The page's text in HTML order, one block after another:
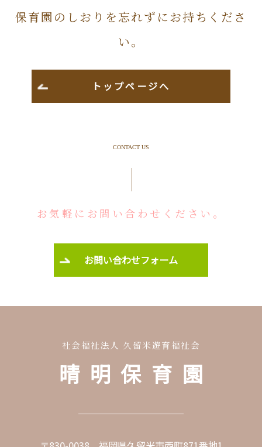
保育園のしおりを忘れずにお持ちくださ
い。
トップページへ
CONTACT US
お気軽にお問い合わせください。
お問い合わせフォーム
社会福祉法人 久留米遊育福祉会
晴明保育園